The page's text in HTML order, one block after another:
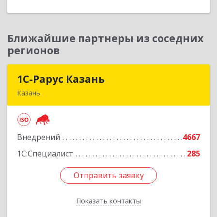
Ближайшие партнеры из соседних
регионов
1С-Рарус Казань
Казань
Внедрений
4667
1С:Специалист
285
Отправить заявку
Показать контакты
Подробнее
Отправить заявку
Назад